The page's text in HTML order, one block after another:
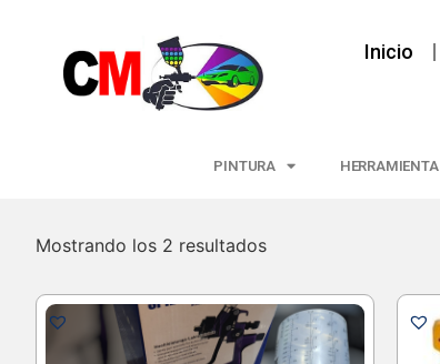
Inicio
PINTURA HERRAMIENTA
Mostrando los 2 resultados